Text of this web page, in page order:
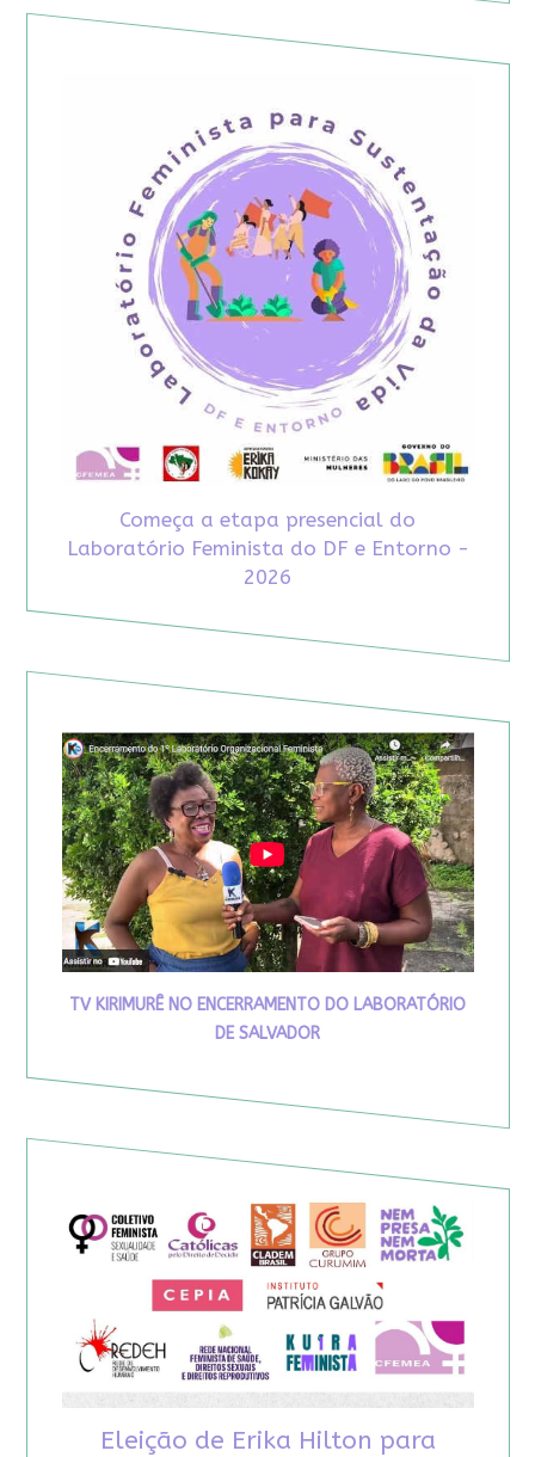
Começa a etapa presencial do
Laboratório Feminista do DF e Entorno -
2026
TV KIRIMURÊ NO ENCERRAMENTO DO LABORATÓRIO
DE SALVADOR
Eleição de Erika Hilton para